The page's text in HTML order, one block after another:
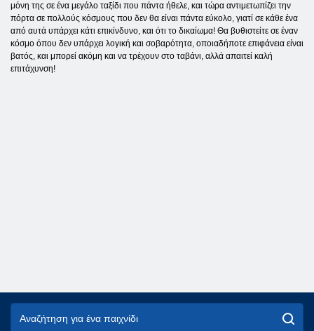
μόνη της σε ένα μεγάλο ταξίδι που πάντα ήθελε, και τώρα αντιμετωπίζει την
πόρτα σε πολλούς κόσμους που δεν θα είναι πάντα εύκολο, γιατί σε κάθε ένα
από αυτά υπάρχει κάτι επικίνδυνο, και ότι το δικαίωμα! Θα βυθιστείτε σε έναν
κόσμο όπου δεν υπάρχει λογική και σοβαρότητα, οποιαδήποτε επιφάνεια είναι
βατός, και μπορεί ακόμη και να τρέχουν στο ταβάνι, αλλά απαιτεί καλή
επιτάχυνση!